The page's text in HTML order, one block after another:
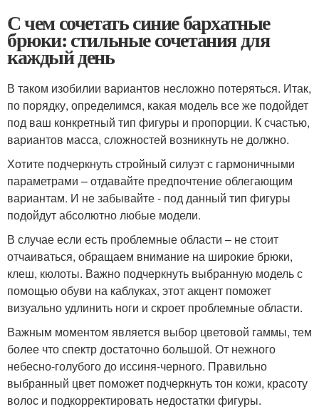
С чем сочетать синие бархатные
брюки: стильные сочетания для
каждый день
В таком изобилии вариантов несложно потеряться. Итак,
по порядку, определимся, какая модель все же подойдет
под ваш конкретный тип фигуры и пропорции. К счастью,
вариантов масса, сложностей возникнуть не должно.
Хотите подчеркнуть стройный силуэт с гармоничными
параметрами – отдавайте предпочтение облегающим
вариантам. И не забывайте - под данный тип фигуры
подойдут абсолютно любые модели.
В случае если есть проблемные области – не стоит
отчаиваться, обращаем внимание на широкие брюки,
клеш, кюлоты. Важно подчеркнуть выбранную модель с
помощью обуви на каблуках, этот акцент поможет
визуально удлинить ноги и скроет проблемные области.
Важным моментом является выбор цветовой гаммы, тем
более что спектр достаточно большой. От нежного
небесно-голубого до иссиня-черного. Правильно
выбранный цвет поможет подчеркнуть тон кожи, красоту
волос и подкорректировать недостатки фигуры.